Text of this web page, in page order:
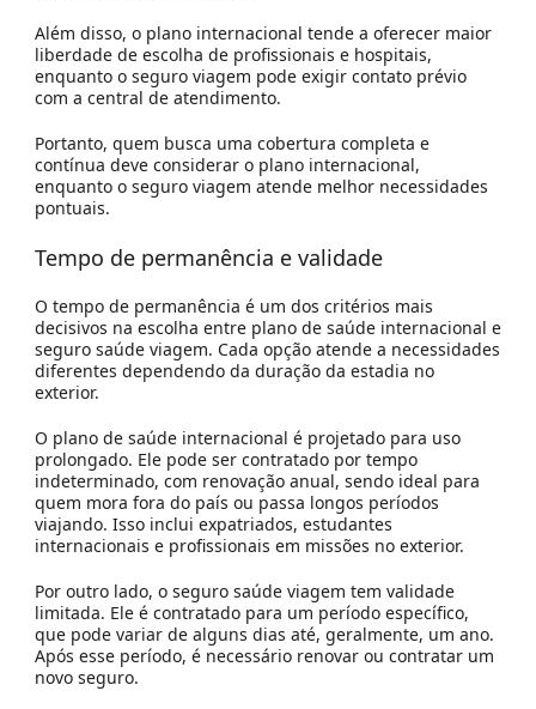
Além disso, o plano internacional tende a oferecer maior
liberdade de escolha de profissionais e hospitais,
enquanto o seguro viagem pode exigir contato prévio
com a central de atendimento.
Portanto, quem busca uma cobertura completa e
contínua deve considerar o plano internacional,
enquanto o seguro viagem atende melhor necessidades
pontuais.
Tempo de permanência e validade
O tempo de permanência é um dos critérios mais
decisivos na escolha entre plano de saúde internacional e
seguro saúde viagem. Cada opção atende a necessidades
diferentes dependendo da duração da estadia no
exterior.
O plano de saúde internacional é projetado para uso
prolongado. Ele pode ser contratado por tempo
indeterminado, com renovação anual, sendo ideal para
quem mora fora do país ou passa longos períodos
viajando. Isso inclui expatriados, estudantes
internacionais e profissionais em missões no exterior.
Por outro lado, o seguro saúde viagem tem validade
limitada. Ele é contratado para um período específico,
que pode variar de alguns dias até, geralmente, um ano.
Após esse período, é necessário renovar ou contratar um
novo seguro.